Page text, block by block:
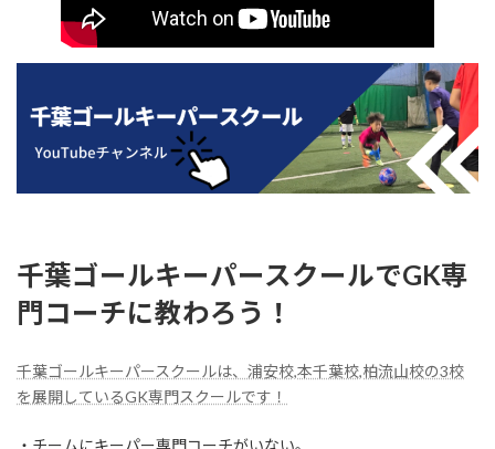
千葉ゴールキーパースクールでGK専
門コーチに教わろう！
千葉ゴールキーパースクールは、浦安校,本千葉校,柏流山校の3校
を展開しているGK専門スクールです！